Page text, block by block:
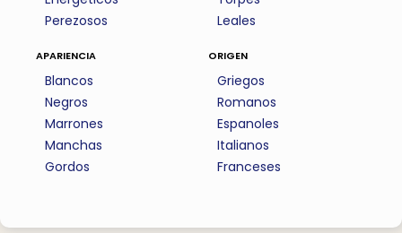
Perezosos
Leales
apariencia
Blancos
Negros
Marrones
Manchas
Gordos
origen
Griegos
Romanos
Espanoles
Italianos
Franceses